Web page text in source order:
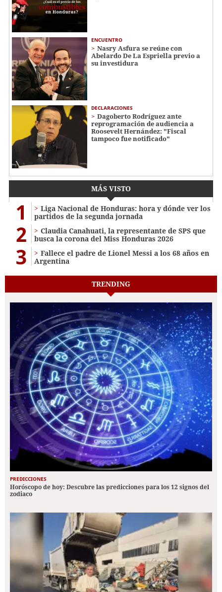
ENCUENTRO
Nasry Asfura se reúne con
Abelardo De La Espriella previo a
su investidura
DECLARACIONES
Dagoberto Rodríguez ante
reprogramación de audiencia a
Roosevelt Hernández: "Fiscal
tampoco fue notificado"
MÁS VISTO
1
Liga Nacional de Honduras: hora y dónde ver los
partidos de la segunda jornada
2
Claudia Canahuati, la representante de SPS que
busca la corona del Miss Honduras 2026
3
Fallece el padre de Lionel Messi a los 68 años en
Argentina
TRENDING
PREDICCIONES
Horóscopo de hoy: Descubre las predicciones para los 12 signos del
zodiaco